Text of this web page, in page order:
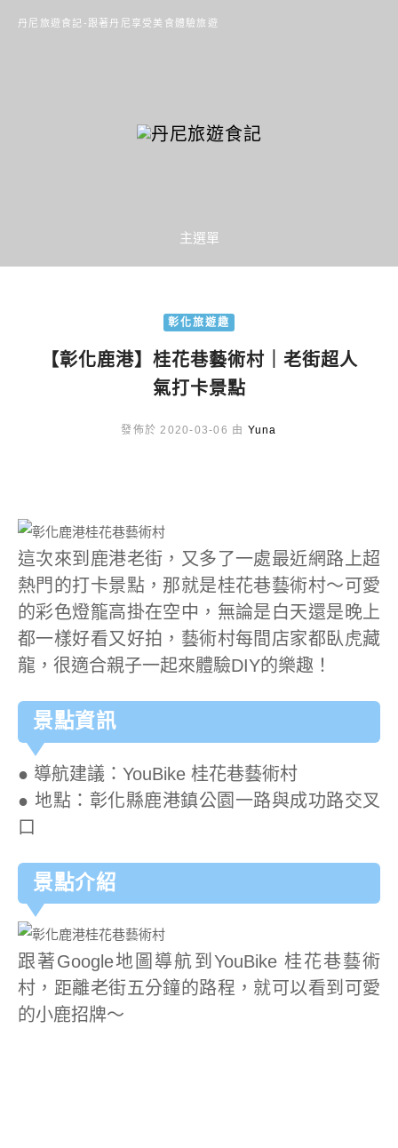
丹尼旅遊食記-跟著丹尼享受美食體驗旅遊
主選單
彰化旅遊趣
【彰化鹿港】桂花巷藝術村｜老街超人
氣打卡景點
發佈於 2020-03-06 由 Yuna
這次來到鹿港老街，又多了一處最近網路上超
熱門的打卡景點，那就是桂花巷藝術村～可愛
的彩色燈籠高掛在空中，無論是白天還是晚上
都一樣好看又好拍，藝術村每間店家都臥虎藏
龍，很適合親子一起來體驗DIY的樂趣！
景點資訊
● 導航建議：YouBike 桂花巷藝術村
● 地點：彰化縣鹿港鎮公園一路與成功路交叉
口
景點介紹
跟著Google地圖導航到YouBike 桂花巷藝術
村，距離老街五分鐘的路程，就可以看到可愛
的小鹿招牌～